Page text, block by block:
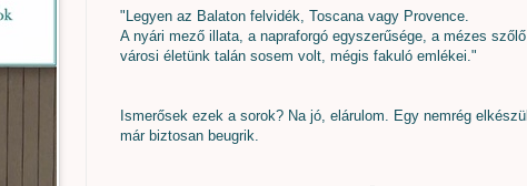
"Legyen az Balaton felvidék, Toscana vagy Provence.
A nyári mező illata, a napraforgó egyszerűsége, a mézes
városi életünk talán sosem volt, mégis fakuló emlékei."
Ismerősek ezek a sorok? Na jó, elárulom. Egy nemrég
már biztosan beugrik.